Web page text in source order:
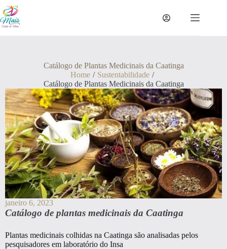
Catálogo de Plantas Medicinais da Caatinga
Home / Sustentabilidade /
Catálogo de Plantas Medicinais da Caatinga
janeiro 6, 2023
Catálogo de plantas medicinais da Caatinga
Plantas medicinais colhidas na Caatinga são analisadas pelos
pesquisadores em laboratório do Insa